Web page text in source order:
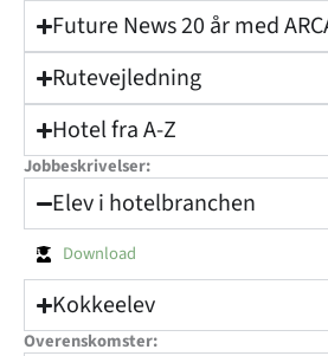
Future News 20 år med
Rutevejledning
Hotel fra A-Z
Jobbeskrivelser:
Elev i hotelbranchen
Download
Kokkeelev
Overenskomster: